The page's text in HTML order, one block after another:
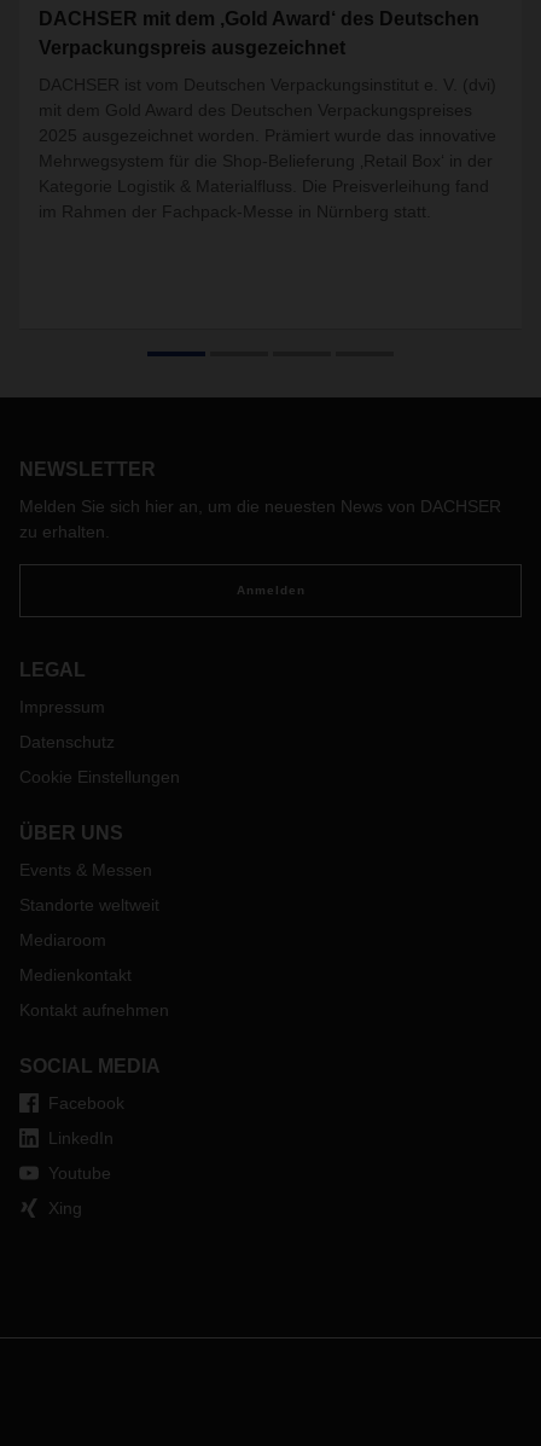
DACHSER mit dem ‚Gold Award‘ des Deutschen
Verpackungspreis ausgezeichnet
DACHSER ist vom Deutschen Verpackungsinstitut e. V. (dvi)
mit dem Gold Award des Deutschen Verpackungspreises
2025 ausgezeichnet worden. Prämiert wurde das innovative
Mehrwegsystem für die Shop-Belieferung ‚Retail Box‘ in der
Kategorie Logistik & Materialfluss. Die Preisverleihung fand
im Rahmen der Fachpack-Messe in Nürnberg statt.
NEWSLETTER
Melden Sie sich hier an, um die neuesten News von DACHSER
zu erhalten.
Anmelden
LEGAL
Impressum
Datenschutz
Cookie Einstellungen
ÜBER UNS
Events & Messen
Standorte weltweit
Mediaroom
Medienkontakt
Kontakt aufnehmen
SOCIAL MEDIA
Facebook
LinkedIn
Youtube
Xing